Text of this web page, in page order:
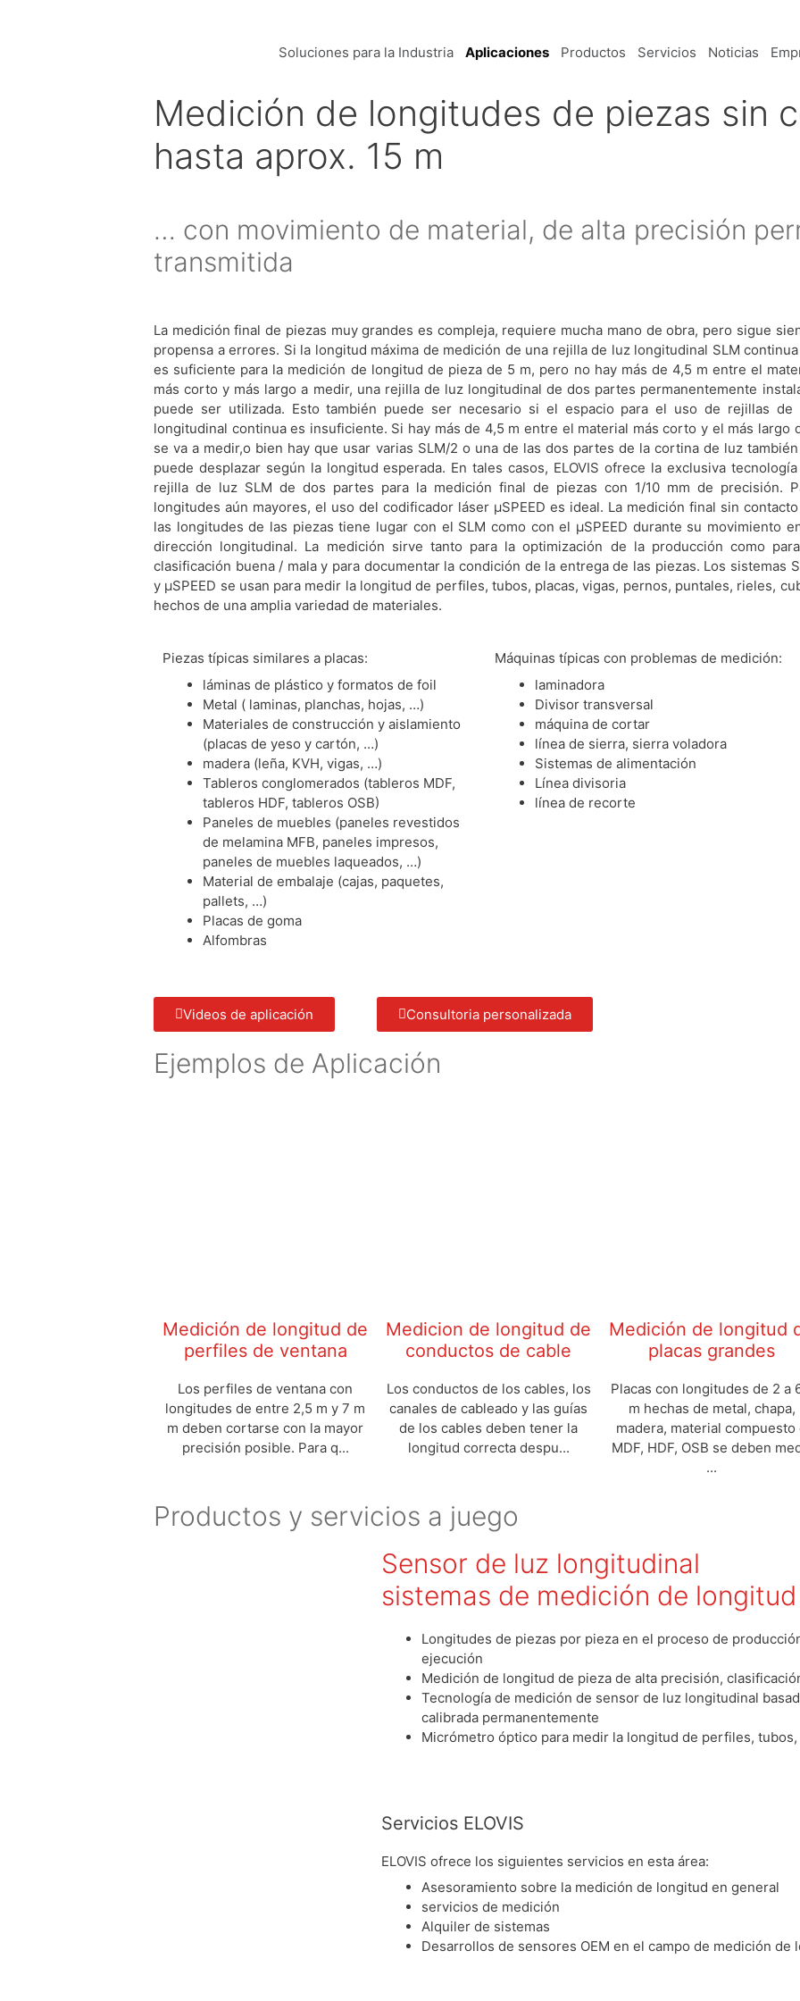
Soluciones para la Industria Aplicaciones Productos Servicios Noticias
Medición de longitudes de piezas sin
hasta aprox. 15 m
… con movimiento de material, de alta precisión
transmitida
La medición final de piezas muy grandes es compleja, requiere mucha mano de obra, pero sigue
propensa a errores. Si la longitud máxima de medición de una rejilla de luz longitudinal SLM
es suficiente para la medición de longitud de pieza de 5 m, pero no hay más de 4,5 m entre el
más corto y más largo a medir, una rejilla de luz longitudinal de dos partes permanentemente
puede ser utilizada. Esto también puede ser necesario si el espacio para el uso de rejillas de
longitudinal continua es insuficiente. Si hay más de 4,5 m entre el material más corto y el más largo
se va a medir,o bien hay que usar varias SLM/2 o una de las dos partes de la cortina de luz
puede desplazar según la longitud esperada. En tales casos, ELOVIS ofrece la exclusiva
rejilla de luz SLM de dos partes para la medición final de piezas con 1/10 mm de precisión.
longitudes aún mayores, el uso del codificador láser μSPEED es ideal. La medición final sin
las longitudes de las piezas tiene lugar con el SLM como con el μSPEED durante su movimiento
dirección longitudinal. La medición sirve tanto para la optimización de la producción como
clasificación buena / mala y para documentar la condición de la entrega de las piezas. Los sistemas
y μSPEED se usan para medir la longitud de perfiles, tubos, placas, vigas, pernos, puntales, rieles,
hechos de una amplia variedad de materiales.
Piezas típicas similares a placas:
láminas de plástico y formatos de foil
Metal ( laminas, planchas, hojas, …)
Materiales de construcción y aislamiento
(placas de yeso y cartón, …)
madera (leña, KVH, vigas, …)
Tableros conglomerados (tableros MDF,
tableros HDF, tableros OSB)
Paneles de muebles (paneles revestidos
de melamina MFB, paneles impresos,
paneles de muebles laqueados, …)
Material de embalaje (cajas, paquetes,
pallets, …)
Placas de goma
Alfombras
Máquinas típicas con problemas de medición:
laminadora
Divisor transversal
máquina de cortar
línea de sierra, sierra voladora
Sistemas de alimentación
Línea divisoria
línea de recorte
Videos de aplicación Consultoria personalizada
Ejemplos de Aplicación
Medición de longitud de
perfiles de ventana
Los perfiles de ventana con
longitudes de entre 2,5 m y 7 m
m deben cortarse con la mayor
precisión posible. Para q...
Medicion de longitud de
conductos de cable
Los conductos de los cables, los
canales de cableado y las guías
de los cables deben tener la
longitud correcta despu...
Medición de longitud
placas grandes
Placas con longitudes de 2 a
m hechas de metal, chapa,
madera, material compuesto
MDF, HDF, OSB se deben
...
Productos y servicios a juego
Sensor de luz longitudinal
sistemas de medición de
Longitudes de piezas por pieza en el proceso de
ejecución
Medición de longitud de pieza de alta precisión,
Tecnología de medición de sensor de luz longitudinal
calibrada permanentemente
Micrómetro óptico para medir la longitud de perfiles, tubos,
Servicios ELOVIS
ELOVIS ofrece los siguientes servicios en esta área:
Asesoramiento sobre la medición de longitud en general
servicios de medición
Alquiler de sistemas
Desarrollos de sensores OEM en el campo de medición de